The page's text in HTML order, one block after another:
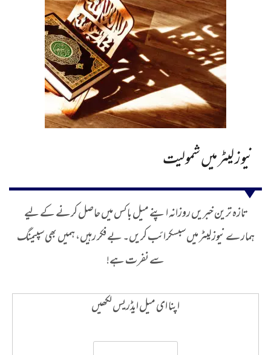
نیوز لیٹر میں شمولیت
تازہ ترین خبریں روزانہ اپنے میل باکس میں حاصل کرنے کے لیے
ہمارے نیوز لیٹر میں سبسکرائب کریں۔ بے فکر رہیں، ہمیں بھی سپیمنگ
سے نفرت ہے!
اپنا ای میل ایڈریس لکھیں